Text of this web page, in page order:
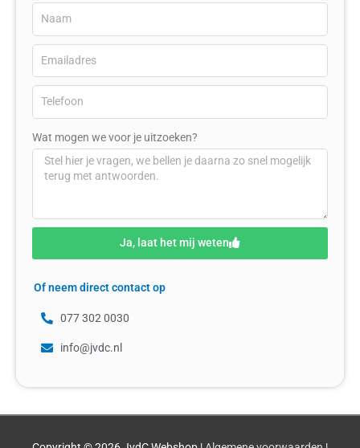
Wat mogen we voor je uitzoeken?
Ja, laat het mij weten
Of neem direct contact op
077 302 0030
info@jvdc.nl